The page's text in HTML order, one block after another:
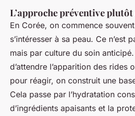
L’approche préventive
En Corée, on commence
s’intéresser à sa peau. Ce n’est
mais par culture du soin
d’attendre l’apparition des rides
pour réagir, on construit une
Cela passe par l’hydratation
d’ingrédients apaisants et la